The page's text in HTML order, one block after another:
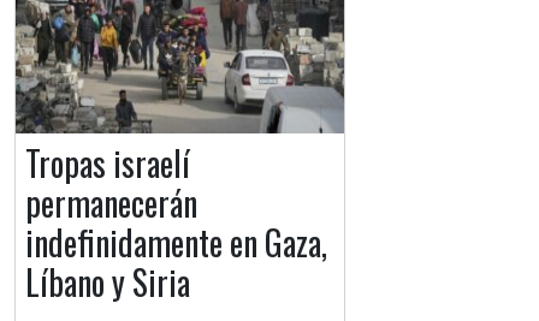
Tropas israelí
permanecerán
indefinidamente en Gaza,
Líbano y Siria